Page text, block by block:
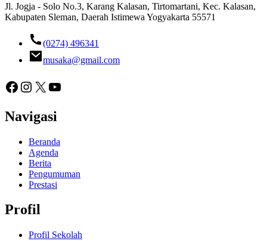
Jl. Jogja - Solo No.3, Karang Kalasan, Tirtomartani, Kec. Kalasan,
Kabupaten Sleman, Daerah Istimewa Yogyakarta 55571
(0274) 496341
musaka@gmail.com
Facebook
Instagram
X YouTube
Navigasi
Beranda
Agenda
Berita
Pengumuman
Prestasi
Profil
Profil Sekolah